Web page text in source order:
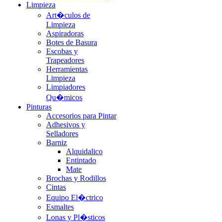
Limpieza
Art�culos de
Limpieza
Aspiradoras
Botes de Basura
Escobas y
Trapeadores
Herramientas
Limpieza
Limpiadores
Qu�micos
Pinturas
Accesorios para Pintar
Adhesivos y
Selladores
Barniz
Alquidalico
Entintado
Mate
Brochas y Rodillos
Cintas
Equipo El�ctrico
Esmaltes
Lonas y Pl�sticos